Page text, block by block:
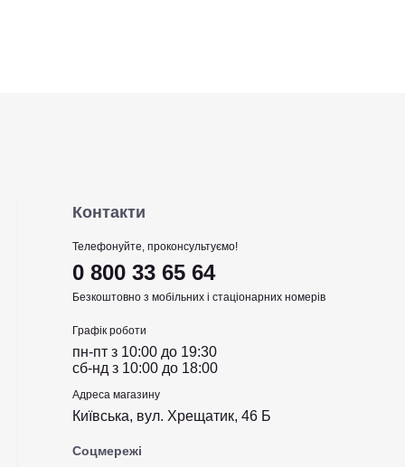
Контакти
Телефонуйте, проконсультуємо!
0 800 33 65 64
Безкоштовно з мобільних і стаціонарних номерів
Графік роботи
пн-пт з 10:00 до 19:30
сб-нд з 10:00 до 18:00
Адреса магазину
Київська, вул. Хрещатик, 46 Б
Соцмережі